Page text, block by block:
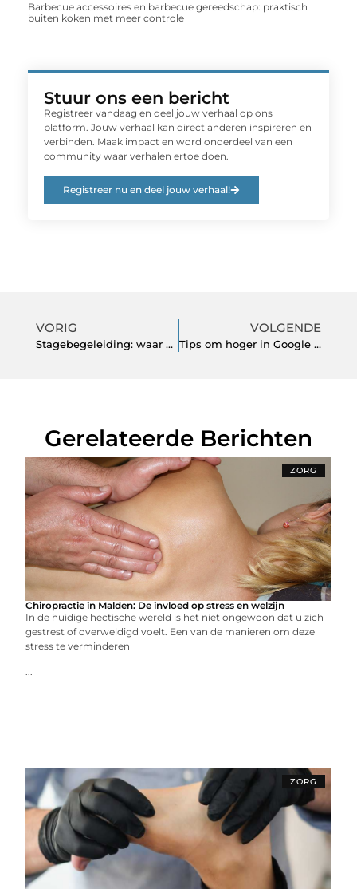
Barbecue accessoires en barbecue gereedschap: praktisch
buiten koken met meer controle
Stuur ons een bericht
Registreer vandaag en deel jouw verhaal op ons
platform. Jouw verhaal kan direct anderen inspireren en
verbinden. Maak impact en word onderdeel van een
community waar verhalen ertoe doen.
Registreer nu en deel jouw verhaal!
VORIG
Stagebegeleiding: waar moet je rekening mee houden?
VOLGENDE
Tips om hoger in Google te komen
Gerelateerde Berichten
ZORG
Chiropractie in Malden: De invloed op stress en welzijn
In de huidige hectische wereld is het niet ongewoon dat u zich
gestrest of overweldigd voelt. Een van de manieren om deze
stress te verminderen
...
ZORG